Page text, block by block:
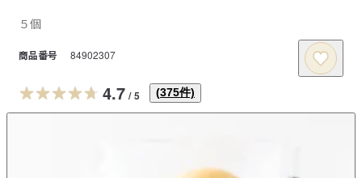
ト
ア
５個
商品番号 84902307
4.7 / 5 (375件)